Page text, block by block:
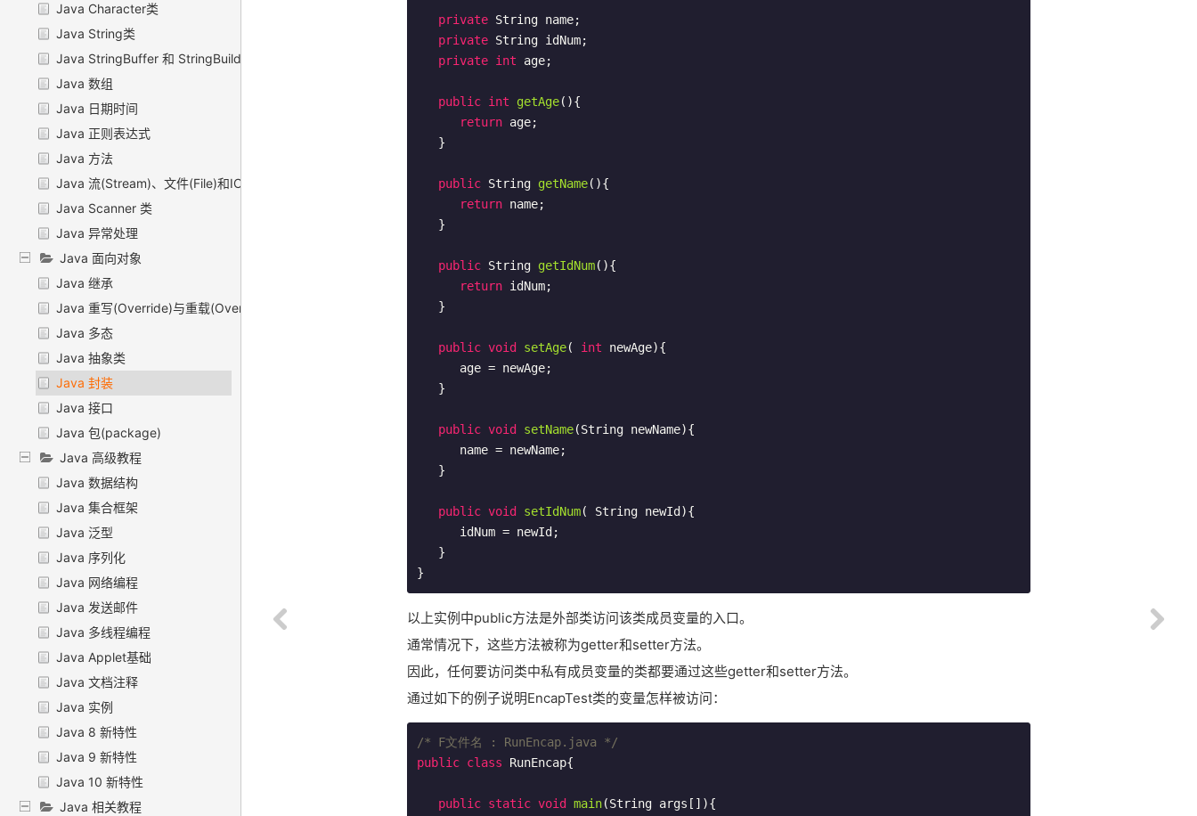
Java Character类
Java String类
Java StringBuffer 和 StringBuilder 类
Java 数组
Java 日期时间
Java 正则表达式
Java 方法
Java 流(Stream)、文件(File)和IO
Java Scanner 类
Java 异常处理
Java 面向对象
Java 继承
Java 重写(Override)与重载(Overload)
Java 多态
Java 抽象类
Java 封装
Java 接口
Java 包(package)
Java 高级教程
Java 数据结构
Java 集合框架
Java 泛型
Java 序列化
Java 网络编程
Java 发送邮件
Java 多线程编程
Java Applet基础
Java 文档注释
Java 实例
Java 8 新特性
Java 9 新特性
Java 10 新特性
Java 相关教程
private String name;
private String idNum;
private int age;
public int getAge(){
return age;
public String getName(){
return name;
public String getIdNum(){
return idNum;
public void setAge( int newAge){
public void setName(String newName){
public void setIdNum( String newId){
以上实例中public方法是外部类访问该类成员变量的入口。
通常情况下，这些方法被称为getter和setter方法。
因此，任何要访问类中私有成员变量的类都要通过这些getter和setter方法。
通过如下的例子说明EncapTest类的变量怎样被访问：
/* F文件名 : RunEncap.java */
public class RunEncap{
public static void main(String args[]){